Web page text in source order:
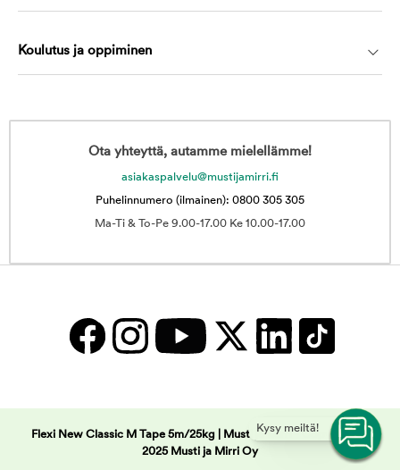
Kysy meiltä!
Koulutus ja oppiminen
Ota yhteyttä, autamme mielellämme!
asiakaspalvelu@mustijamirri.fi
Puhelinnumero (ilmainen): 0800 305 305
Ma-Ti & To-Pe 9.00-17.00 Ke 10.00-17.00
Flexi New Classic M Tape 5m/25kg | Musti ja Mirri - Copyright ©
2025 Musti ja Mirri Oy